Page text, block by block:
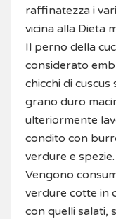
raffinatezza i
vicina alla Dieta
Il perno della
considerato
chicchi di
grano duro
ulteriormente
condito con
verdure e spezie.
Vengono
verdure cotte in
con quelli salati,